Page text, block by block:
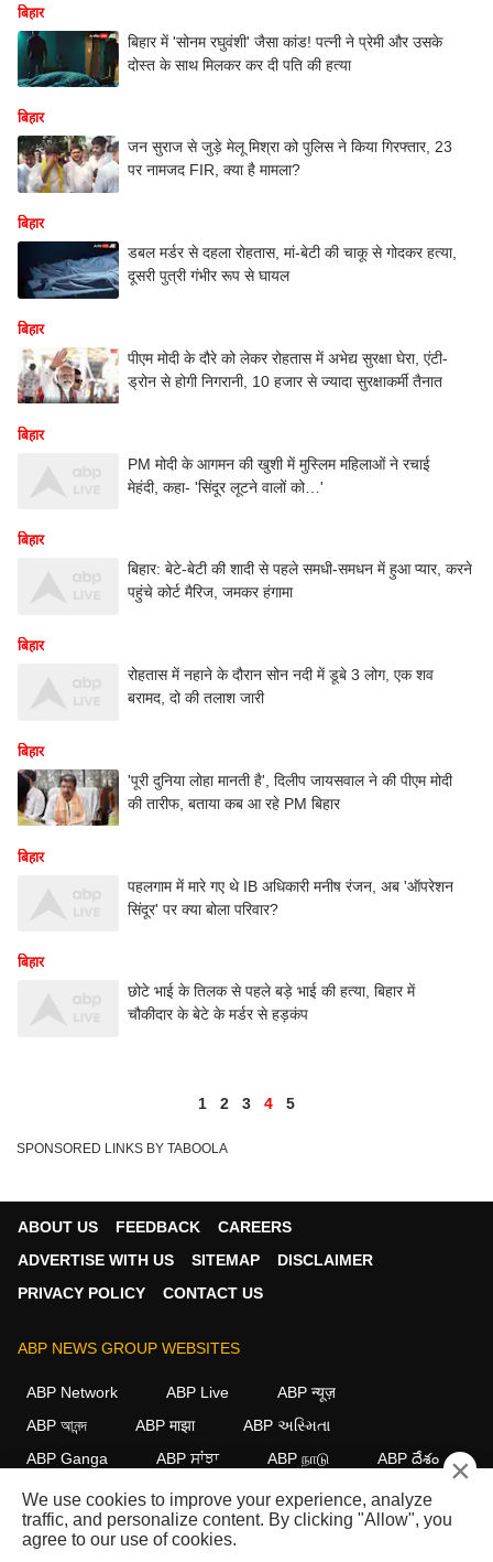
बिहार
बिहार में 'सोनम रघुवंशी' जैसा कांड! पत्नी ने प्रेमी और उसके
दोस्त के साथ मिलकर कर दी पति की हत्या
बिहार
जन सुराज से जुड़े मेलू मिश्रा को पुलिस ने किया गिरफ्तार, 23
पर नामजद FIR, क्या है मामला?
बिहार
डबल मर्डर से दहला रोहतास, मां-बेटी की चाकू से गोदकर हत्या,
दूसरी पुत्री गंभीर रूप से घायल
बिहार
पीएम मोदी के दौरे को लेकर रोहतास में अभेद्य सुरक्षा घेरा, एंटी-
ड्रोन से होगी निगरानी, 10 हजार से ज्यादा सुरक्षाकर्मी तैनात
बिहार
PM मोदी के आगमन की खुशी में मुस्लिम महिलाओं ने रचाई
मेहंदी, कहा- 'सिंदूर लूटने वालों को…'
बिहार
बिहार: बेटे-बेटी की शादी से पहले समधी-समधन में हुआ प्यार, करने
पहुंचे कोर्ट मैरिज, जमकर हंगामा
बिहार
रोहतास में नहाने के दौरान सोन नदी में डूबे 3 लोग, एक शव
बरामद, दो की तलाश जारी
बिहार
'पूरी दुनिया लोहा मानती है', दिलीप जायसवाल ने की पीएम मोदी
की तारीफ, बताया कब आ रहे PM बिहार
बिहार
पहलगाम में मारे गए थे IB अधिकारी मनीष रंजन, अब 'ऑपरेशन
सिंदूर' पर क्या बोला परिवार?
बिहार
छोटे भाई के तिलक से पहले बड़े भाई की हत्या, बिहार में
चौकीदार के बेटे के मर्डर से हड़कंप
1 2 3 4 5
SPONSORED LINKS BY TABOOLA
ABOUT US FEEDBACK
CAREERS
ADVERTISE WITH US
SITEMAP
DISCLAIMER
PRIVACY POLICY
CONTACT US
ABP NEWS GROUP WEBSITES
ABP Network ABP Live
ABP न्यूज़
ABP আনন্দ
ABP माझा
ABP અસ્મિતા
ABP Ganga
ABP ਸਾਂਝਾ ABP நாடு ABP దేశం
FOLLOW US
×
We use cookies to improve your experience, analyze
traffic, and personalize content. By clicking "Allow", you
agree to our use of cookies.